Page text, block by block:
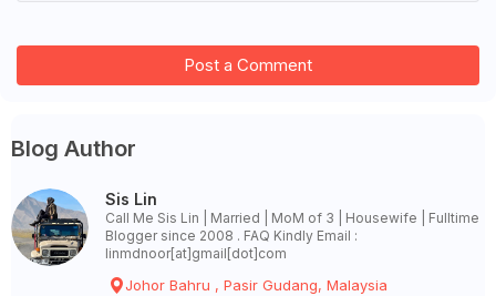
Post a Comment
Blog Author
Sis Lin
Call Me Sis Lin | Married | MoM of 3 | Housewife | Fulltime
Blogger since 2008 . FAQ Kindly Email :
linmdnoor[at]gmail[dot]com
Johor Bahru , Pasir Gudang, Malaysia